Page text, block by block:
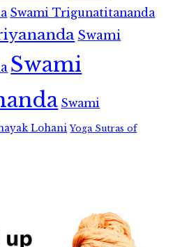
Swami Trigunatitananda
Swami
Swami
Swami
Lohani Yoga Sutras of